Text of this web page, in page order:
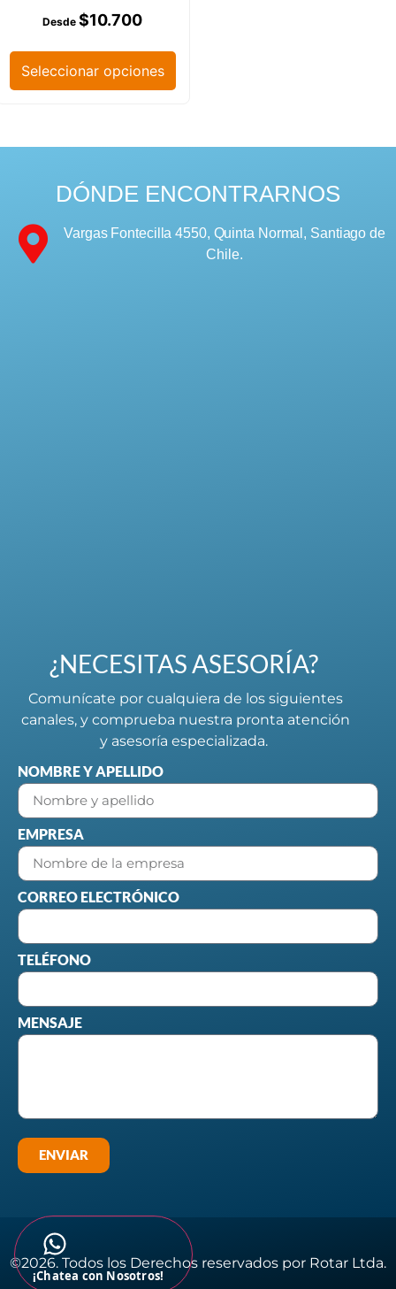
$10.700
Seleccionar opciones
DÓNDE ENCONTRARNOS
Vargas Fontecilla 4550, Quinta Normal, Santiago de
Chile.
¿NECESITAS ASESORÍA?
Comunícate por cualquiera de los siguientes
canales, y comprueba nuestra pronta atención
y asesoría especializada.
NOMBRE Y APELLIDO
EMPRESA
CORREO ELECTRÓNICO
TELÉFONO
MENSAJE
ENVIAR
©2026. Todos los Derechos reservados por Rotar Ltda.​
¡Chatea con Nosotros!